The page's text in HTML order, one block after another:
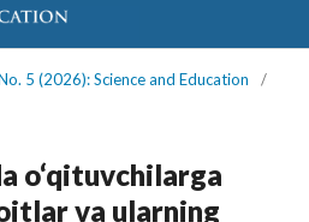
5 (2026): Science and Education
/
o‘qituvchilarga
va ularning